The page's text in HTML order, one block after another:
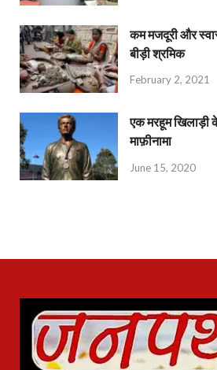
कम मजदूरी और
बीड़ी श्रमिक
February 2, 2021
एक मरहूम खिलाड़ी
माफ़ीनामा
June 15, 2020